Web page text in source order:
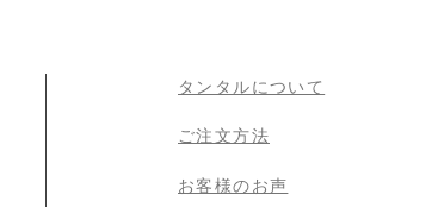
タンタルについて
​ご注文方法
​お客様のお声